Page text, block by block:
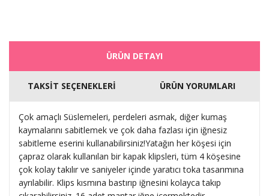
ÜRÜN DETAYI
TAKSİT SEÇENEKLERİ ÜRÜN YORUMLARI
Çok amaçlı Süslemeleri, perdeleri asmak, diğer kumaş
kaymalarını sabitlemek ve çok daha fazlası için iğnesiz
sabitleme eserini kullanabilirsiniz!Yatağın her köşesi için
çapraz olarak kullanılan bir kapak klipsleri, tüm 4 köşesine
çok kolay takılır ve saniyeler içinde yaratıcı toka tasarımına
ayrılabilir. Klips kısmına bastırıp iğnesini kolayca takıp